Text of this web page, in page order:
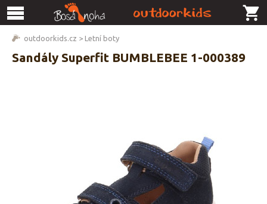
outdoorkids.cz > Letní boty
Sandály Superfit BUMBLEBEE 1-000389